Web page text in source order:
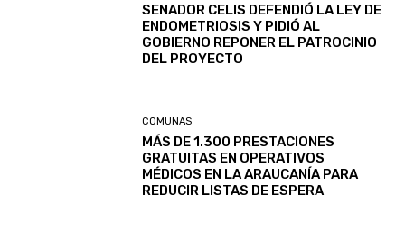
SENADOR CELIS DEFENDIÓ LA LEY DE
ENDOMETRIOSIS Y PIDIÓ AL
GOBIERNO REPONER EL PATROCINIO
DEL PROYECTO
COMUNAS
MÁS DE 1.300 PRESTACIONES
GRATUITAS EN OPERATIVOS
MÉDICOS EN LA ARAUCANÍA PARA
REDUCIR LISTAS DE ESPERA